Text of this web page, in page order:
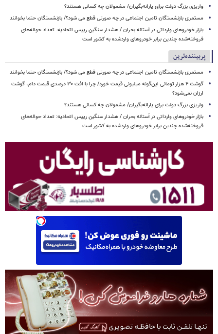
واریزی بزرگ دولت برای یارانه‌بگیران/ مشمولان چه کسانی هستند؟
مستمری بازنشستگان تامین اجتماعی در چه صورتی قطع می شود؟/ بازنشستگان حتما بخوانند
بازار خودروهای وارداتی در آستانه بحران / هشدار سنگین رییس اتحادیه: تعداد حواله‌های
فروخته‌شده چندین برابر خودروهای واردشده به کشور است
پربیننده‌ترین
مستمری بازنشستگان تامین اجتماعی در چه صورتی قطع می شود؟/ بازنشستگان حتما بخوانند
گوشت ۴ هزار تومانی این‌گونه میلیونی قیمت خورد/ چرا با افت ۳۰ درصدی قیمت دام، گوشت
ارزان نمی‌شود؟
واریزی بزرگ دولت برای یارانه‌بگیران/ مشمولان چه کسانی هستند؟
بازار خودروهای وارداتی در آستانه بحران / هشدار سنگین رییس اتحادیه: تعداد حواله‌های
فروخته‌شده چندین برابر خودروهای واردشده به کشور است